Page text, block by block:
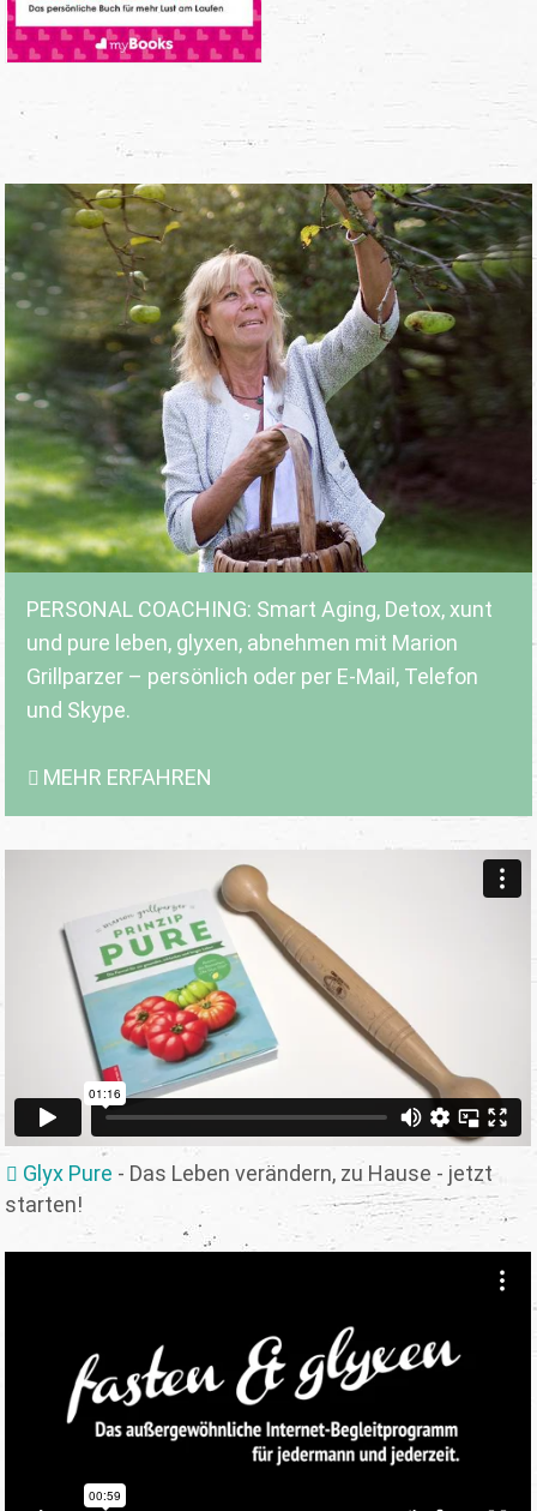
PERSONAL COACHING: Smart Aging, Detox, xunt
und pure leben, glyxen, abnehmen mit Marion
Grillparzer – persönlich oder per E-Mail, Telefon
und Skype.
MEHR ERFAHREN
Glyx Pure - Das Leben verändern, zu Hause - jetzt
starten!